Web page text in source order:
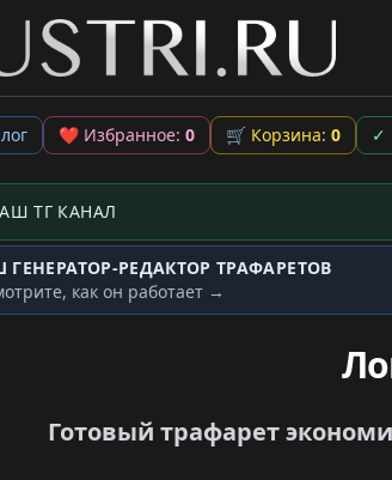
❤ Избранное: 0 🛒 Корзина: 0 ✓
канал
ТГ КАНАЛ
трафаретов
ГЕНЕРАТОР-РЕДАКТОР ТРАФАРЕТОВ
как он работает →
Готовый трафарет